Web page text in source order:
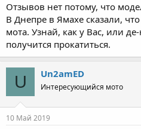
Также глянул конкурентов,
дороже, хотя примерно такой
нравится, вроде более
поднадоели эти вибрации на
таже одностволка. Bmw gs310 -
плюс довольно слабый
кажется. Есть еще примерно
эта покупка думаю вообще не
Реально сейчас останавливает от
вопрос по надежности и не
kawasaki и duke свет
Отзывов нет потому, что
В Днепре в Ямахе сказали, что
мота. Узнай, как у Вас, или
получится прокатиться.
U Un2amED
Интересующийся мото
10 Май 2019